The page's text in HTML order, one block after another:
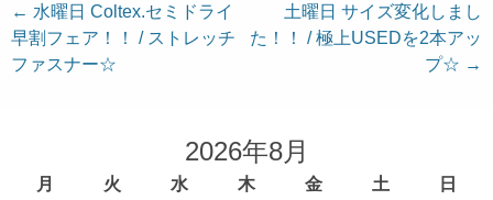
投
稿
ナ
← 水曜日 Coltex.セミドライ
早割フェア！！ / ストレッチ
ファスナー☆
土曜日 サイズ変化しまし
た！！ / 極上USEDを2本アッ
プ☆ →
2026年8月
月 火 水 木 金 土
日